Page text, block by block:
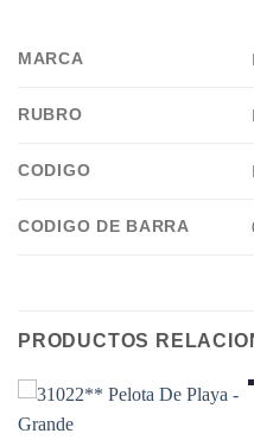
MARCA
RUBRO
CODIGO
CODIGO DE BARRA
PRODUCTOS